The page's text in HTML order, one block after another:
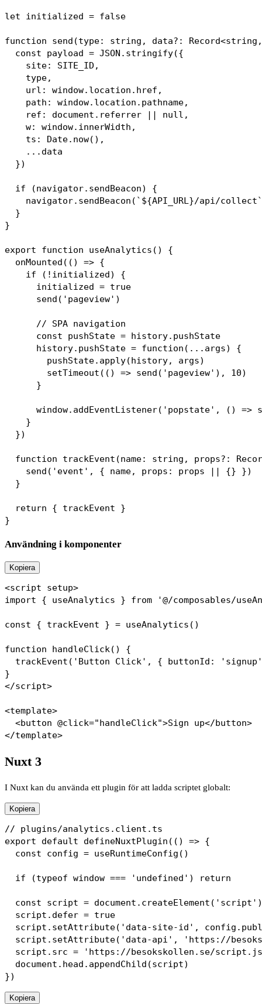
let initialized = false
function send(type: string, data?: Record<string,
  const payload = JSON.stringify({
    site: SITE_ID,
    type,
    url: window.location.href,
    path: window.location.pathname,
    ref: document.referrer || null,
    w: window.innerWidth,
    ts: Date.now(),
    ...data
  })
  if (navigator.sendBeacon) {
navigator.sendBeacon(`${API_URL}/api/
  }
}
export function useAnalytics() {
  onMounted(() => {
    if (!initialized) {
      initialized = true
      send('pageview')
      // SPA navigation
      const pushState = history.pushState
      history.pushState = function(...args) {
        pushState.apply(history, args)
        setTimeout(() => send('pageview'), 10)
      }
window.addEventListener('popstate', () =>
    }
  })
function trackEvent(name: string, props?:
    send('event', { name, props: props || {} })
  }
  return { trackEvent }
Användning i komponenter
Kopiera
<script setup>
import { useAnalytics } from '@/composables/
const { trackEvent } = useAnalytics()
function handleClick() {
trackEvent('Button Click', { buttonId:
}
</script>
<template>
  <button @click="handleClick">Sign up</button>
Nuxt 3
I Nuxt kan du använda ett plugin för att ladda scriptet globalt:
Kopiera
// plugins/analytics.client.ts
export default defineNuxtPlugin(() => {
  const config = useRuntimeConfig()
  if (typeof window === 'undefined') return
  const script = document.createElement('script')
  script.defer = true
script.setAttribute('data-site-id',
script.setAttribute('data-api', 'https://
script.src = 'https://besokskollen.se/
  document.head.appendChild(script)
Kopiera